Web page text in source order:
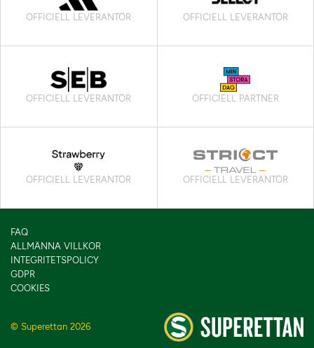
OFFICIELL LEVERANTÖR OFFICIELL LEVERANTÖR
OFFICIELL LEVERANTÖR OFFICIELL PARTNER
OFFICIELL LEVERANTÖR OFFICIELL LEVERANTÖR
© Superettan 2026
FAQ
ALLMÄNNA VILLKOR
INTEGRITETSPOLICY
GDPR
COOKIES